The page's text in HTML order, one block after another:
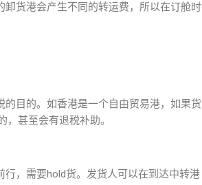
货港会产生不同的转运费，所以在订舱时
目的。如香港是一个自由贸易港，如果货
甚至会有退税补助。
，需要hold货。发货人可以在到达中转港